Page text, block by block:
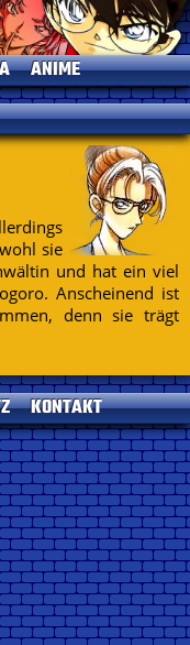
Bände
ANIME
Einleitung
Episoden
Kinofilme
Sprecher
Musik
Specials
DVDs
sie
und hat ein viel
Anscheinend ist
denn sie trägt
KONTAKT